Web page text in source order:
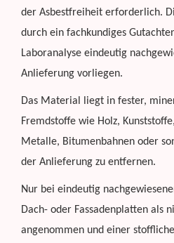
der Asbestfreiheit erforderlich.
durch ein fachkundiges
Laboranalyse eindeutig
Anlieferung vorliegen.
Das Material liegt in fester,
Fremdstoffe wie Holz,
Metalle, Bitumenbahnen oder
der Anlieferung zu entfernen.
Nur bei eindeutig
Dach- oder Fassadenplatten als
angenommen und einer